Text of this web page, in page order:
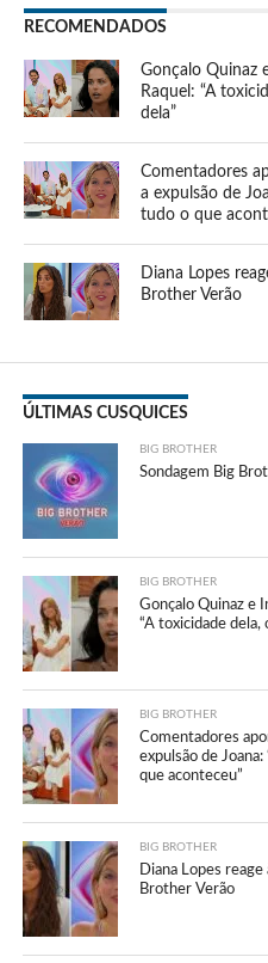
RECOMENDADOS
Gonçalo Quinaz
Raquel: “A
dela”
Comentadores
a expulsão de
tudo o que
Diana Lopes
Brother Verão
ÚLTIMAS CUSQUICES
BIG BROTHER
Sondagem Big
BIG BROTHER
Gonçalo Quinaz e
“A toxicidade dela,
BIG BROTHER
Comentadores
expulsão de
que aconteceu”
BIG BROTHER
Diana Lopes
Brother Verão